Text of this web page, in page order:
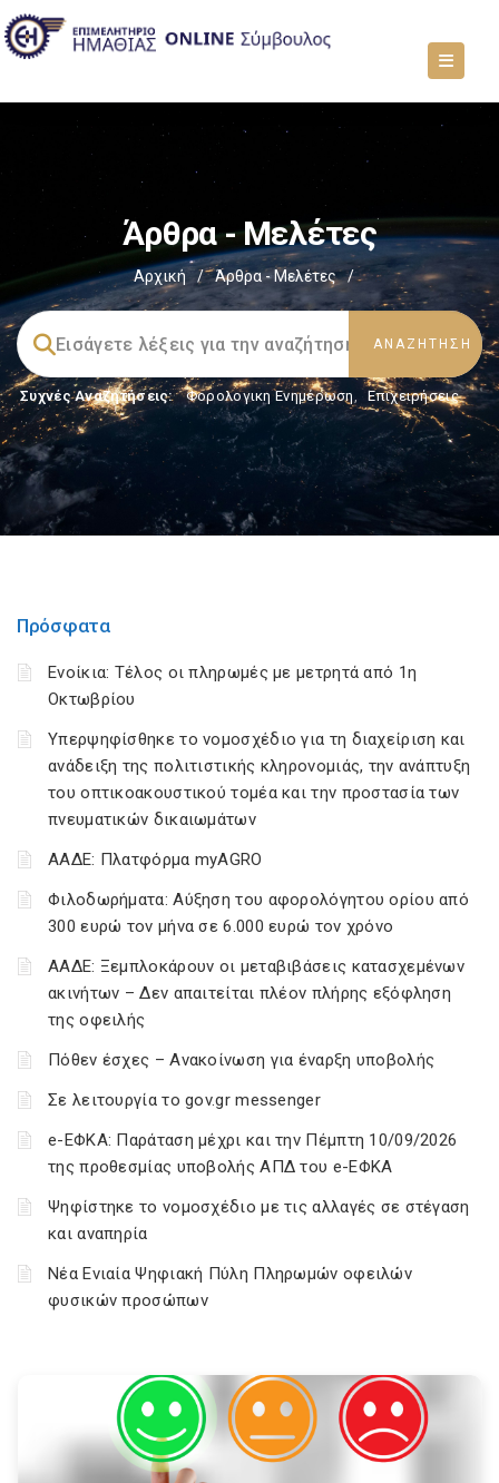
Άρθρα - Μελέτες
Αρχική / Άρθρα - Μελέτες /
Συχνές Αναζητήσεις: Φορολογικη Ενημέρωση, Επιχειρήσεις
Πρόσφατα
Ενοίκια: Τέλος οι πληρωμές με μετρητά από 1η
Οκτωβρίου
Υπερψηφίσθηκε το νομοσχέδιο για τη διαχείριση και
ανάδειξη της πολιτιστικής κληρονομιάς, την ανάπτυξη
του οπτικοακουστικού τομέα και την προστασία των
πνευματικών δικαιωμάτων
ΑΑΔΕ: Πλατφόρμα myAGRO
Φιλοδωρήματα: Αύξηση του αφορολόγητου ορίου από
300 ευρώ τον μήνα σε 6.000 ευρώ τον χρόνο
ΑΑΔΕ: Ξεμπλοκάρουν οι μεταβιβάσεις κατασχεμένων
ακινήτων – Δεν απαιτείται πλέον πλήρης εξόφληση
της οφειλής
Πόθεν έσχες – Ανακοίνωση για έναρξη υποβολής
Σε λειτουργία το gov.gr messenger
e-ΕΦΚΑ: Παράταση μέχρι και την Πέμπτη 10/09/2026
της προθεσμίας υποβολής ΑΠΔ του e-ΕΦΚΑ
Ψηφίστηκε το νομοσχέδιο με τις αλλαγές σε στέγαση
και αναπηρία
Νέα Ενιαία Ψηφιακή Πύλη Πληρωμών οφειλών
φυσικών προσώπων